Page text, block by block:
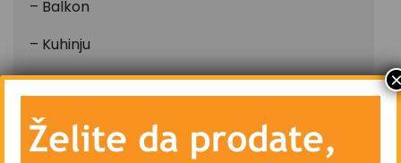
– Balkon
– Kuhinju
– Spavaću sobu
– Kupatilo
– Hodnik sa ugradbenim ormarom